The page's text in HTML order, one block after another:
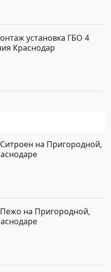
установка ГБО 4
Краснодар
на Пригородной,
на Пригородной,